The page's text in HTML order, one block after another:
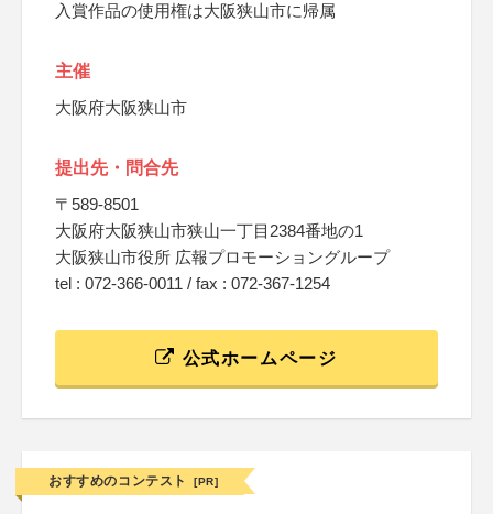
入賞作品の使用権は大阪狭山市に帰属
主催
大阪府大阪狭山市
提出先・問合先
〒589-8501
大阪府大阪狭山市狭山一丁目2384番地の1
大阪狭山市役所 広報プロモーショングループ
tel : 072-366-0011 / fax : 072-367-1254
公式ホームページ
おすすめのコンテスト [PR]